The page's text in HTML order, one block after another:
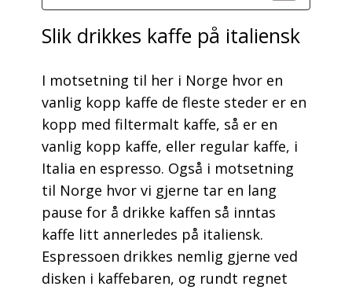
Slik drikkes kaffe på italiensk
I motsetning til her i Norge hvor en
vanlig kopp kaffe de fleste steder er en
kopp med filtermalt kaffe, så er en
vanlig kopp kaffe, eller regular kaffe, i
Italia en espresso. Også i motsetning
til Norge hvor vi gjerne tar en lang
pause for å drikke kaffen så inntas
kaffe litt annerledes på italiensk.
Espressoen drikkes nemlig gjerne ved
disken i kaffebaren, og rundt regnet